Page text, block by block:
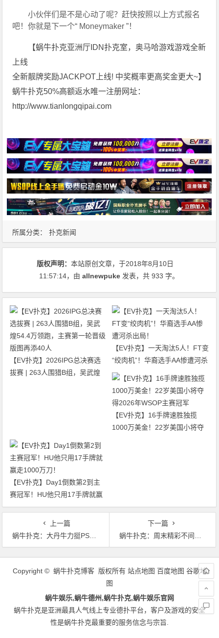
小伙伴们是不是心动了呢？赶快按照以上方式报名
吧！你就是下一个“ Moneymaker ”！
【蜗牛扑克亚洲厅IDN扑克室，奥马哈游戏游戏全新
上线
全新靓牌奖励JACKPOT上线! 中奖概率更高奖金更大~】
蜗牛扑克50%高额返水唯一注册网址：
http://www.tianlongqipai.com
所属分类： 扑克新闻
版权声明：本站原创文章，于2018年8月10日
11:57:14，由allnewpuke 发表，共 933 字。
【EV扑克】2026IPG总决赛选
拔赛 | 263人围猎B组，吴武煌
【EV扑克】一天淘汰5人！FT变
“绞肉机”！华裔选手AA惨遭河杀
出局！
【EV扑克】16手牌速胜独揽
1000万美金！22岁美国小将夺
【EV扑克】Day1倒数第2到主
赛冠军！HU他只用17手牌就赢
走1000万刀！
上一篇
蜗牛扑克：大丹牛力挺PS的新玩法
下一篇
蜗牛扑克：周末精彩不间断，决赛门票送不停
文
Copyright © 蜗牛扑克博客 版权所有 站点地图 百度地图 谷歌地
图
蜗牛娱乐,蜗牛德州,蜗牛扑克,蜗牛娱乐官网
蜗牛扑克是亚洲最具人气线上专业德扑平台，客户及游戏的安全
性是蜗牛扑克最重要的服务信念与宗旨.